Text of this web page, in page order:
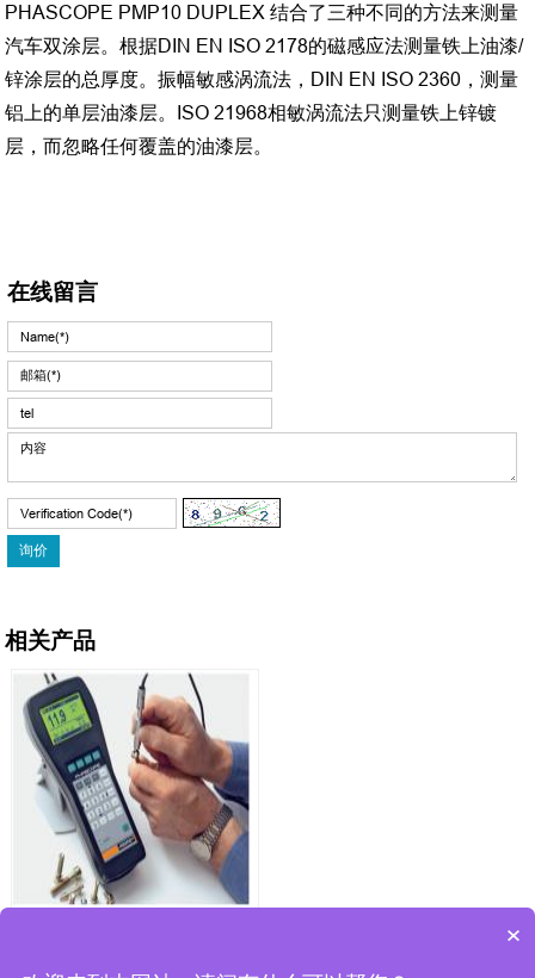
PHASCOPE PMP10 DUPLEX 结合了三种不同的方法来测量
汽车双涂层。根据DIN EN ISO 2178的磁感应法测量铁上油漆/
锌涂层的总厚度。振幅敏感涡流法，DIN EN ISO 2360，测量
铝上的单层油漆层。ISO 21968相敏涡流法只测量铁上锌镀
层，而忽略任何覆盖的油漆层。
在线留言
相关产品
×